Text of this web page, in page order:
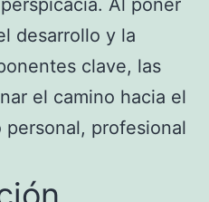
desarrollo y la
clave, las
el camino hacia el
profesional